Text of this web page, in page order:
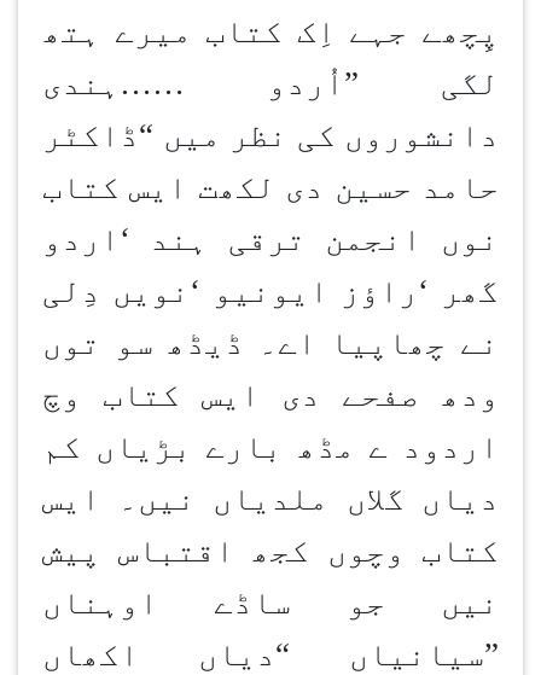
پِچھے جہے اِک کتاب میرے ہتھ
لگی ” اُردو …… ہندی
دانشوروں کی نظر میں “ڈاکٹر
حامد حسین دی لکھت ایس کتاب
نوں انجمن ترقی ہند ‘ اردو
گھر
‘ راؤز ایونیو ‘ نویں دِلی
نے چھاپیا اے۔ ڈیڈھ سو توں
ودھ صفحے دی ایس کتاب وچ
اردود ے مڈھ بارے بڑیاں کم
دیاں گلاں ملدیاں نیں۔ ایس
کتاب وچوں کجھ اقتباس پیش
نیں جو ساڈے اوہناں
”سیانیاں “دیاں اکھاں